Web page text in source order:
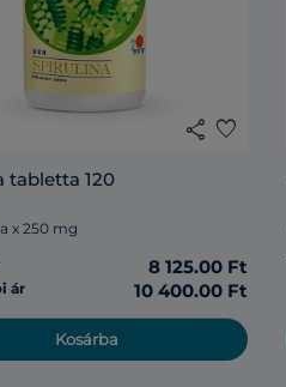
share favorite
tabletta 120
x 250 mg
8 125.00 Ft
ár 10 400.00 Ft
Kosárba